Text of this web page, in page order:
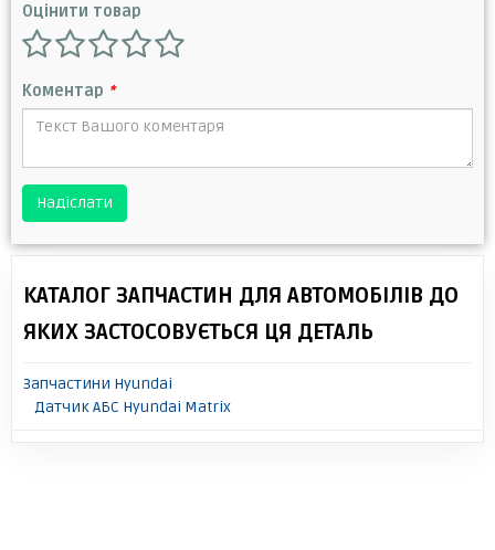
Оцінити товар
Коментар *
Надіслати
КАТАЛОГ ЗАПЧАСТИН ДЛЯ АВТОМОБІЛІВ ДО
ЯКИХ ЗАСТОСОВУЄТЬСЯ ЦЯ ДЕТАЛЬ
Запчастини Hyundai
Датчик АБС Hyundai Matrix